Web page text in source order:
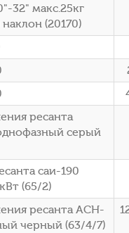
32" макс.25кг
(20170)
ресанта
серый
саи-190
(65/2)
ресанта ACH-
черный (63/4/7)